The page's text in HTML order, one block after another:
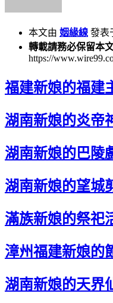
本文由 姻緣線 發表
轉載請務必保留本
https://
福建新娘的福建
湖南新娘的炎帝
湖南新娘的巴陵
湖南新娘的望城
滿族新娘的祭祀
漳州福建新娘的
湖南新娘的天界